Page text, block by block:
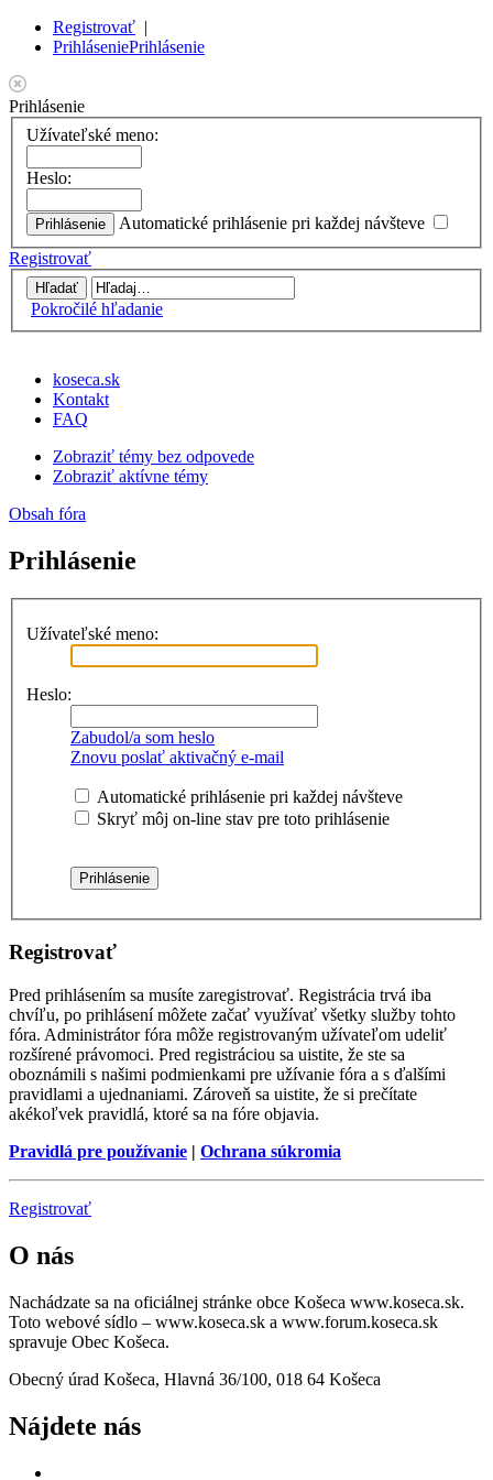
Registrovať |
PrihláseniePrihlásenie
Prihlásenie
Užívateľské meno:
Heslo:
Automatické prihlásenie pri každej návšteve
Registrovať
Pokročilé hľadanie
koseca.sk
Kontakt
FAQ
Zobraziť témy bez odpovede
Zobraziť aktívne témy
Obsah fóra
Prihlásenie
Užívateľské meno:
Heslo:
Zabudol/a som heslo
Znovu poslať aktivačný e-mail
Automatické prihlásenie pri každej návšteve
Skryť môj on-line stav pre toto prihlásenie
Registrovať
Pred prihlásením sa musíte zaregistrovať. Registrácia trvá iba
chvíľu, po prihlásení môžete začať využívať všetky služby tohto
fóra. Administrátor fóra môže registrovaným užívateľom udeliť
rozšírené právomoci. Pred registráciou sa uistite, že ste sa
oboznámili s našimi podmienkami pre užívanie fóra a s ďalšími
pravidlami a ujednaniami. Zároveň sa uistite, že si prečítate
akékoľvek pravidlá, ktoré sa na fóre objavia.
Pravidlá pre používanie | Ochrana súkromia
Registrovať
O nás
Nachádzate sa na oficiálnej stránke obce Košeca www.koseca.sk.
Toto webové sídlo – www.koseca.sk a www.forum.koseca.sk
spravuje Obec Košeca.
Obecný úrad Košeca, Hlavná 36/100, 018 64 Košeca
Nájdete nás